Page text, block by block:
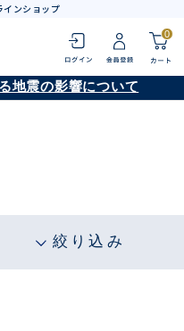
インショップ
0
地震の影響について
絞り込み